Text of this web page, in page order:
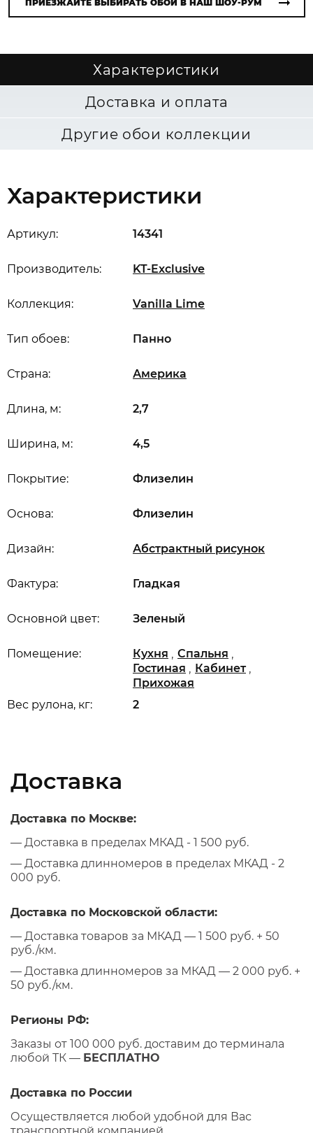
ПРИЕЗЖАЙТЕ ВЫБИРАТЬ ОБОИ В НАШ ШОУ-РУМ
Характеристики
Доставка и оплата
Другие обои коллекции
Характеристики
Артикул: 14341
Производитель: KT-Exclusive
Коллекция: Vanilla Lime
Длина, м: 2,7
Ширина, м: 4,5
Вес рулона, кг: 2
Основной цвет: Зеленый
Дизайн: Абстрактный рисунок
Основа: Флизелин
Покрытие: Флизелин
Помещение: Кухня , Спальня ,
Гостиная , Кабинет ,
Прихожая
Страна: Америка
Тип обоев: Панно
Фактура: Гладкая
Доставка
Доставка по Москве:
— Доставка в пределах МКАД - 1 500 руб.
— Доставка длинномеров в пределах МКАД - 2
000 руб.
Доставка по Московской области:
— Доставка товаров за МКАД — 1 500 руб. + 50
руб./км.
— Доставка длинномеров за МКАД — 2 000 руб. +
50 руб./км.
Регионы РФ:
Заказы от 100 000 руб. доставим до терминала
любой ТК — БЕСПЛАТНО
Доставка по России
Осуществляется любой удобной для Вас